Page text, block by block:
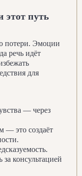
этот путь
потери. Эмоции
речь идёт
для
— через
— это создаёт
консультацией